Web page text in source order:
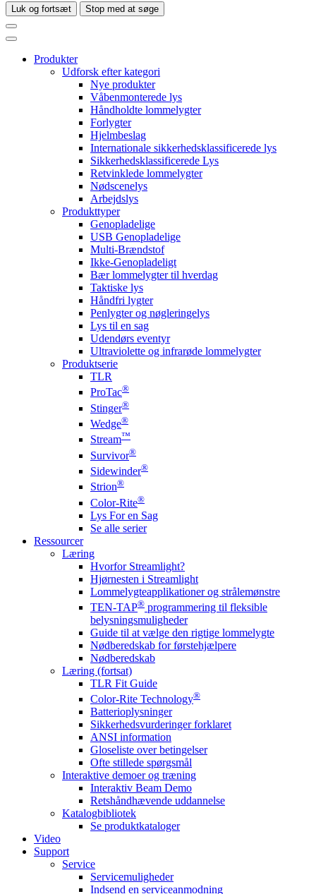
Luk og fortsæt Stop med at søge
Produkter
Udforsk efter kategori
Nye produkter
Våbenmonterede lys
Håndholdte lommelygter
Forlygter
Hjelmbeslag
Internationale sikkerhedsklassificerede lys
Sikkerhedsklassificerede Lys
Retvinklede lommelygter
Nødscenelys
Arbejdslys
Produkttyper
Genopladelige
USB Genopladelige
Multi-Brændstof
Ikke-Genopladeligt
Bær lommelygter til hverdag
Taktiske lys
Håndfri lygter
Penlygter og nøgleringelys
Lys til en sag
Udendørs eventyr
Ultraviolette og infrarøde lommelygter
Produktserie
TLR
ProTac®
Stinger®
Wedge®
Stream™
Survivor®
Sidewinder®
Strion®
Color-Rite®
Lys For en Sag
Se alle serier
Ressourcer
Læring
Hvorfor Streamlight?
Hjørnesten i Streamlight
Lommelygteapplikationer og strålemønstre
TEN-TAP® programmering til fleksible
belysningsmuligheder
Guide til at vælge den rigtige lommelygte
Nødberedskab for førstehjælpere
Nødberedskab
Læring (fortsat)
TLR Fit Guide
Color-Rite Technology®
Batterioplysninger
Sikkerhedsvurderinger forklaret
ANSI information
Gloseliste over betingelser
Ofte stillede spørgsmål
Interaktive demoer og træning
Interaktiv Beam Demo
Retshåndhævende uddannelse
Katalogbibliotek
Se produktkataloger
Video
Support
Service
Servicemuligheder
Indsend en serviceanmodning